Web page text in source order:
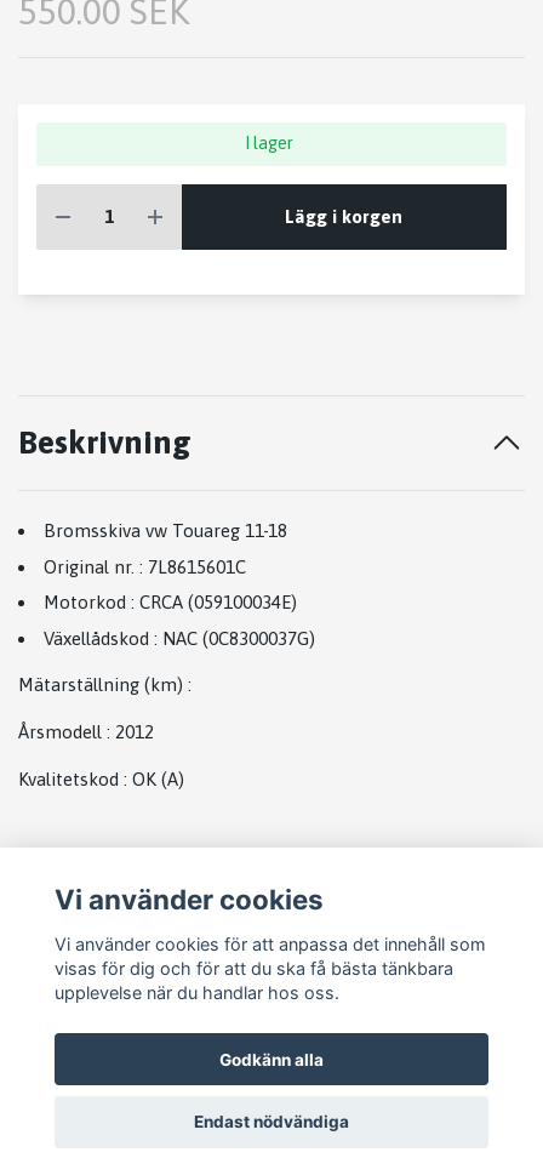
550.00 SEK
I lager
Lägg i korgen
Beskrivning
Bromsskiva vw Touareg 11-18
Original nr. : 7L8615601C
Motorkod : CRCA (059100034E)
Växellådskod : NAC (0C8300037G)
Mätarställning (km) :
Årsmodell : 2012
Kvalitetskod : OK (A)
Vi använder cookies
Vi använder cookies för att anpassa det innehåll som
visas för dig och för att du ska få bästa tänkbara
upplevelse när du handlar hos oss.
Godkänn alla
Endast nödvändiga